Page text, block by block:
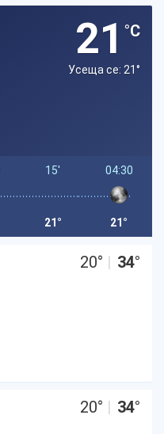
21 °C
Усеща се: 21°
15'
21°
04:30
21°
20° | 34°
20° | 34°